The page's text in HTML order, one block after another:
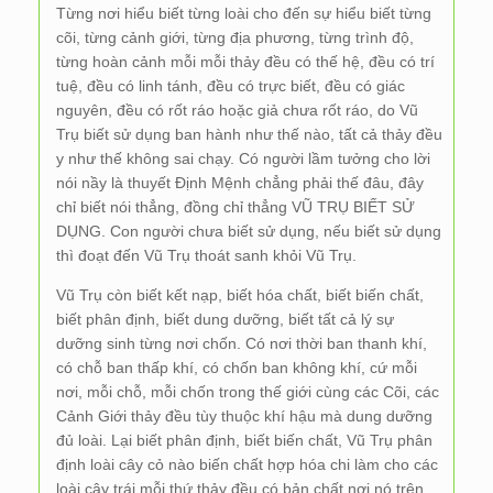
Từng nơi hiểu biết từng loài cho đến sự hiểu biết từng
cõi, từng cảnh giới, từng địa phương, từng trình độ,
từng hoàn cảnh mỗi mỗi thảy đều có thế hệ, đều có trí
tuệ, đều có linh tánh, đều có trực biết, đều có giác
nguyên, đều có rốt ráo hoặc giả chưa rốt ráo, do Vũ
Trụ biết sử dụng ban hành như thế nào, tất cả thảy đều
y như thế không sai chạy. Có người lầm tưởng cho lời
nói nầy là thuyết Định Mệnh chẳng phải thế đâu, đây
chỉ biết nói thẳng, đồng chỉ thẳng VŨ TRỤ BIẾT SỬ
DỤNG. Con người chưa biết sử dụng, nếu biết sử dụng
thì đoạt đến Vũ Trụ thoát sanh khỏi Vũ Trụ.
Vũ Trụ còn biết kết nạp, biết hóa chất, biết biến chất,
biết phân định, biết dung dưỡng, biết tất cả lý sự
dưỡng sinh từng nơi chốn. Có nơi thời ban thanh khí,
có chỗ ban thấp khí, có chốn ban không khí, cứ mỗi
nơi, mỗi chỗ, mỗi chốn trong thế giới cùng các Cõi, các
Cảnh Giới thảy đều tùy thuộc khí hậu mà dung dưỡng
đủ loài. Lại biết phân định, biết biến chất, Vũ Trụ phân
định loài cây cỏ nào biến chất hợp hóa chi làm cho các
loài cây trái mỗi thứ thảy đều có bản chất nơi nó trên